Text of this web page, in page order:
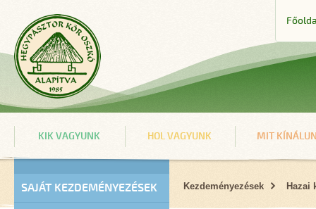
KIK VAGYUNK HOL VAGYUNK MIT
SAJÁT KEZDEMÉNYEZÉSEK Kezdeményezések Hazai